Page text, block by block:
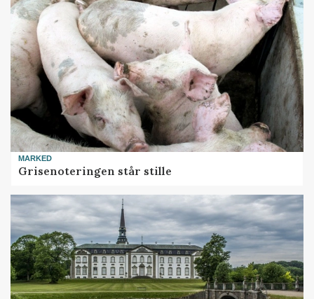
MARKED
Grisenoteringen står stille